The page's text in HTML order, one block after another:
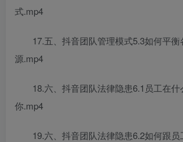
式.mp4
17.五、抖音团队管理模式5.3如何平
源.mp4
18.六、抖音团队法律隐患6.1员工在
你.mp4
19.六、抖音团队法律隐患6.2如何跟